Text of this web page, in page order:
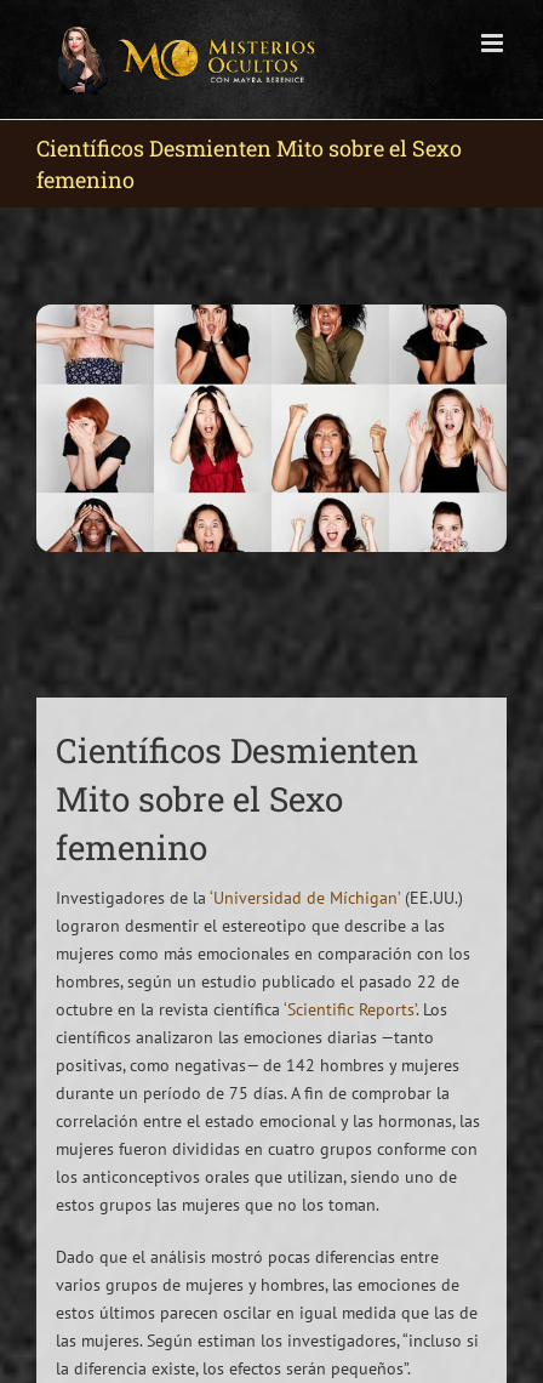
Científicos Desmienten Mito sobre el Sexo
femenino
Científicos Desmienten
Mito sobre el Sexo
femenino
Investigadores de la ‘Universidad de Míchigan’(EE.UU.)
lograron desmentir el estereotipo que describe a las
mujeres como más emocionales en comparación con los
hombres, según un estudio publicado el pasado 22 de
octubre en la revista científica ‘Scientific Reports’. Los
científicos analizaron las emociones diarias —tanto
positivas, como negativas— de 142 hombres y mujeres
durante un período de 75 días. A fin de comprobar la
correlación entre el estado emocional y las hormonas, las
mujeres fueron divididas en cuatro grupos conforme con
los anticonceptivos orales que utilizan, siendo uno de
estos grupos las mujeres que no los toman.
Dado que el análisis mostró pocas diferencias entre
varios grupos de mujeres y hombres, las emociones de
estos últimos parecen oscilar en igual medida que las de
las mujeres. Según estiman los investigadores, “incluso si
la diferencia existe, los efectos serán pequeños”.